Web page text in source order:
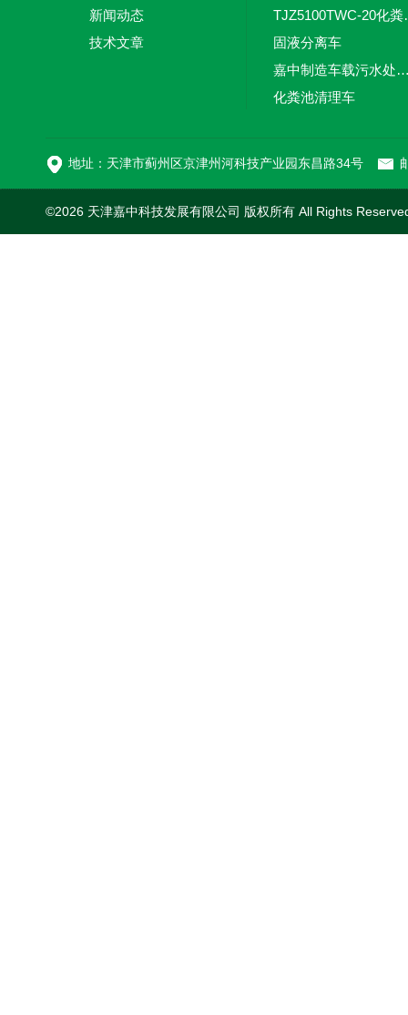
新闻动态
技术文章
固液分离车
嘉中制造车载污水处理设备-环
化粪池清理车
地址：天津市蓟州区京津州河科技产业园东昌路34号
©2026 天津嘉中科技发展有限公司 版权所有 All Rights